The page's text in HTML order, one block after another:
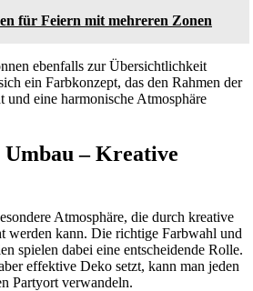
für Feiern mit mehreren Zonen
ebenfalls zur Übersichtlichkeit
ein Farbkonzept, das den Rahmen der
und eine harmonische Atmosphäre
– Kreative
Atmosphäre, die durch kreative
werden kann. Die richtige Farbwahl und
spielen dabei eine entscheidende Rolle.
effektive Deko setzt, kann man jeden
Partyort verwandeln.